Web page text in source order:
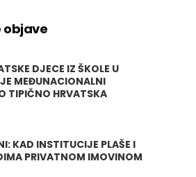
objave
DJECE IZ ŠKOLE U
MEĐUNACIONALNI
TIPIČNO HRVATSKA
KAD INSTITUCIJE PLAŠE I
PRIVATNOM IMOVINOM